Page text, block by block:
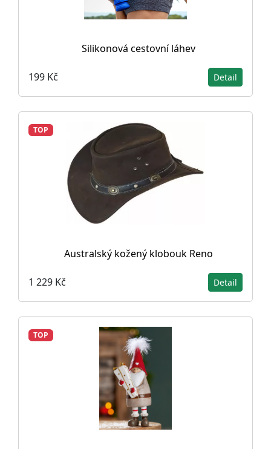
Silikonová cestovní láhev
199 Kč Detail
TOP
Australský kožený klobouk Reno
1 229 Kč Detail
TOP